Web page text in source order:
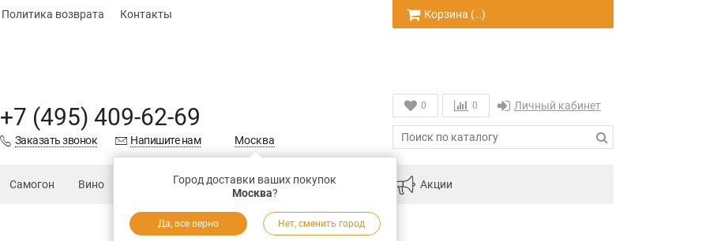
Политика возврата Контакты Корзина (…)
+7 (495) 409-62-69
Заказать звонок Напишите нам Москва
Город доставки ваших покупок
Москва?
Да, все верно Нет, сменить город
0 0 Личный кабинет
Самогон Вино Подарки Запчасти Магазинам Акции